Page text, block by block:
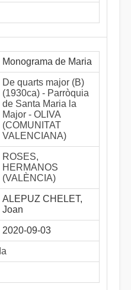
Monograma de Maria
De quarts major (B)
(1930ca) - Parròquia
de Santa Maria la
Major - OLIVA
(COMUNITAT
VALENCIANA)
ROSES,
HERMANOS
(VALÈNCIA)
ALEPUZ CHELET,
Joan
2020-09-03